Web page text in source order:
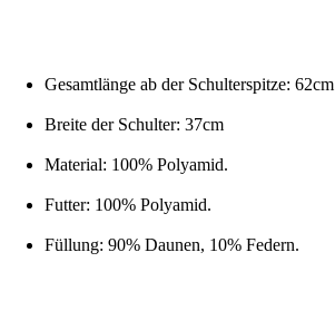
Gesamtlänge ab der Schulterspitze: 62cm
Breite der Schulter: 37cm
Material: 100% Polyamid.
Futter: 100% Polyamid.
Füllung: 90% Daunen, 10% Federn.